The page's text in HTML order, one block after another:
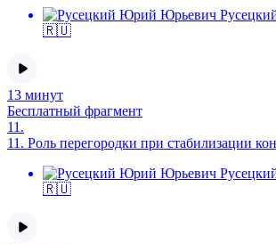
🇷🇺
13 минут
Бесплатный фрагмент
11.
11. Роль перегородки при стабилизации
🇷🇺